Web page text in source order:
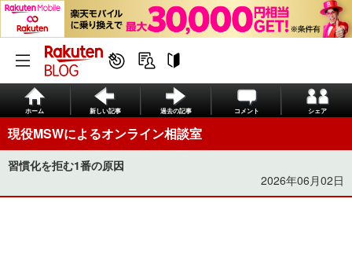
ホーム 新しい記事 過去の記事 コメント シェア
現役MSWによるオンライン相談室
習慣化を拒む1番の原因
2026年06月02日